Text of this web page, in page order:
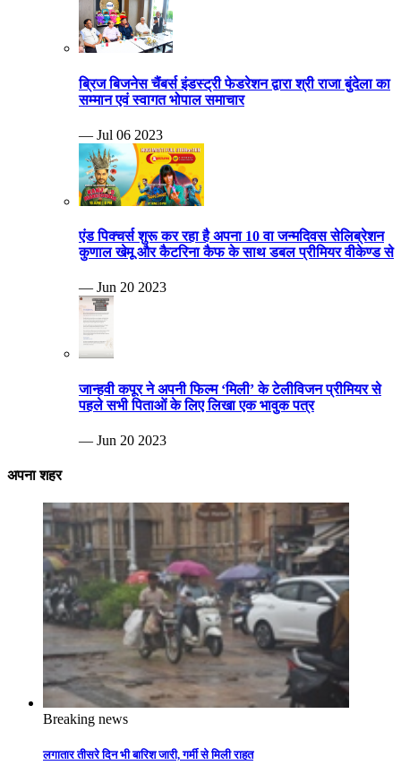
ब्रिज बिजनेस चैंबर्स इंडस्ट्री फेडरेशन द्वारा श्री राजा बुंदेला का
सम्मान एवं स्वागत भोपाल समाचार
— Jul 06 2023
एंड पिक्चर्स शुरू कर रहा है अपना 10 वा जन्मदिवस सेलिब्रेशन
कुणाल खेमू और कैटरिना कैफ के साथ डबल प्रीमियर वीकेण्ड से
— Jun 20 2023
जान्हवी कपूर ने अपनी फिल्म ‘मिली’ के टेलीविजन प्रीमियर से
पहले सभी पिताओं के लिए लिखा एक भावुक पत्र
— Jun 20 2023
अपना शहर
Breaking news
लगातार तीसरे दिन भी बारिश जारी, गर्मी से मिली राहत